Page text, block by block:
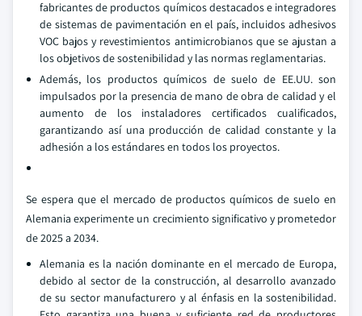
fabricantes de productos químicos destacados e integradores
de sistemas de pavimentación en el país, incluidos adhesivos
VOC bajos y revestimientos antimicrobianos que se ajustan a
los objetivos de sostenibilidad y las normas reglamentarias.
Además, los productos químicos de suelo de EE.UU. son
impulsados por la presencia de mano de obra de calidad y el
aumento de los instaladores certificados cualificados,
garantizando así una producción de calidad constante y la
adhesión a los estándares en todos los proyectos.
Se espera que el mercado de productos químicos de suelo en
Alemania experimente un crecimiento significativo y prometedor
de 2025 a 2034.
Alemania es la nación dominante en el mercado de Europa,
debido al sector de la construcción, al desarrollo avanzado
de su sector manufacturero y al énfasis en la sostenibilidad.